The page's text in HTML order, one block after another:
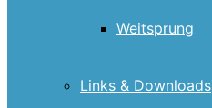
Weitsprung
Links & Downloads